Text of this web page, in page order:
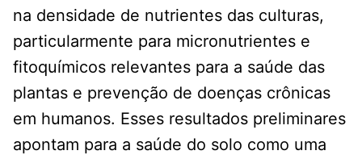
na densidade de nutrientes das culturas,
particularmente para micronutrientes e
fitoquímicos relevantes para a saúde das
plantas e prevenção de doenças crônicas
em humanos. Esses resultados preliminares
apontam para a saúde do solo como uma